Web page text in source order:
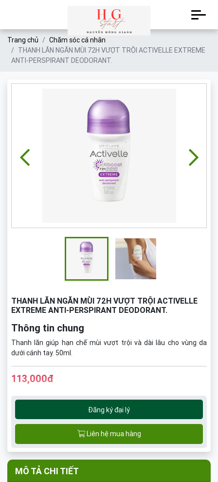
Trang chủ
Chăm sóc cá nhân
THANH LĂN NGĂN MÙI 72H VƯỢT TRỘI ACTIVELLE EXTREME
ANTI-PERSPIRANT DEODORANT.
THANH LĂN NGĂN MÙI 72H VƯỢT TRỘI ACTIVELLE
EXTREME ANTI-PERSPIRANT DEODORANT.
Thông tin chung
Thanh lăn giúp hạn chế mùi vượt trội và dài lâu cho vùng da
dưới cánh tay. 50ml.
113,000đ
Đăng ký đại lý
Liên hệ mua hàng
MÔ TẢ CHI TIẾT